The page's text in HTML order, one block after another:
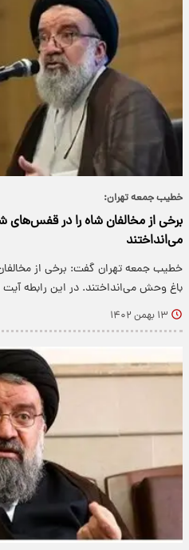
خطیب جمعه تهران:
برخی از مخالفان شاه را در
می‌انداختند
خطیب جمعه تهران گفت: برخی از
باغ وحش می‌انداختند. در این رابطه
۱۳ بهمن ۱۴۰۲